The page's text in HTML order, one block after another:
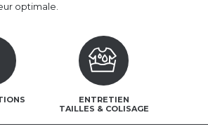
optimale.
ENTRETIEN
TAILLES & COLISAGE